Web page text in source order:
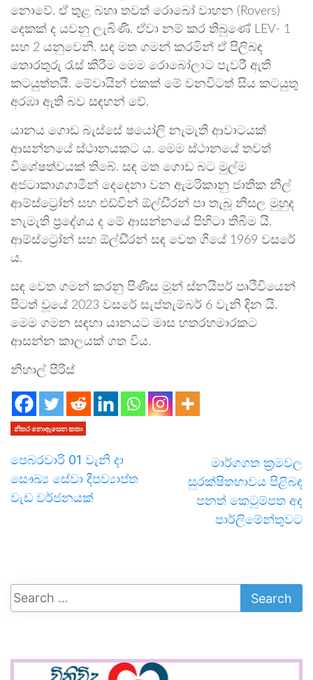
නොවේ. ඒ තුළ බහා තවත් රොබෝ වාහන (Rovers)
දෙකක් ද යවනු ලැබිණි. ඒවා නම් කර තිබුණේ LEV- 1
සහ 2 යනුවෙනි. සඳ මත ගමන් කරමින් ඒ පිලිබඳ
තොරතුරු රැස් කිරීම මෙම රොබෝලාට පැවරී ඇති
කටයුත්තයි. මේවායින් එකක් මේ වනවිටත් සිය කටයුතු
අරඹා ඇති බව සඳහන් වේ.
යානය ගොඩ බැස්සේ ෂයෝලි නැමැති ආවාටයක්
ආසන්නයේ ස්ථානයකට ය. මෙම ස්ථානයේ තවත්
විශේෂත්වයක් තිබේ. සඳ මත ගොඩ බට මුල්ම
අජටාකාශගාමීන් දෙදෙනා වන ඇමරිකානු ජාතික නීල්
ආම්ස්ට්‍රෝන් සහ එඩ්වින් ඕල්ඩි්‍රන් පා තැබූ නිසල මුහුද
නැමැති ප්‍රදේශය ද මේ ආසන්නයේ පිහිටා තිබීම යි.
ආම්ස්ට්‍රෝන් සහ ඕල්ඩි්‍රන් සඳ වෙත ගියේ 1969 වසරේ
ය.
සඳ වෙත ගමන් කරනු පිණිස මූන් ස්නයිපර් පෘථිවියෙන්
පිටත් වූයේ 2023 වසරේ සැප්තැම්බර් 6 වැනි දින යි.
මෙම ගමන සඳහා යානයට මාස හතරහමාරකට
ආසන්න කාලයක් ගත විය.
නිහාල් පීරිස්
නිතර නොඇසෙන කතා
පෙබරවාරි 01 වැනි දා
සෞඛ්‍ය සේවා දීපව්‍යාප්ත
වැඩ වර්ජනයක්
මාර්ගගත ක්‍රමවල
සුරක්ෂිතභාවය පිළිබඳ
පනත් කෙටුම්පත අද
පාර්ලිමේන්තුවට